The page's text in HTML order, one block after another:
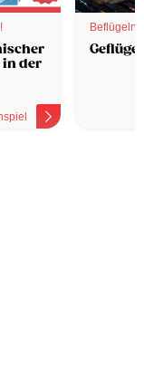
in der